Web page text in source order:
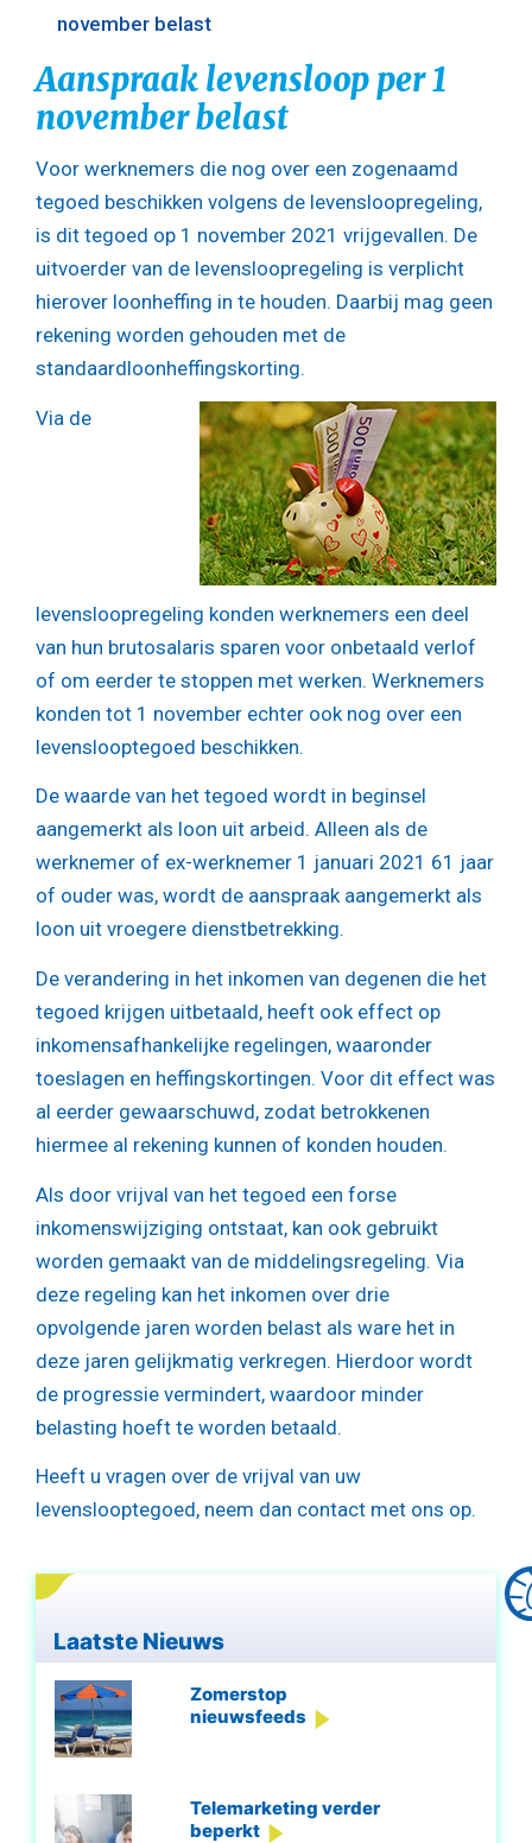
november belast
Aanspraak levensloop per 1
november belast
Voor werknemers die nog over een zogenaamd
tegoed beschikken volgens de levensloopregeling,
is dit tegoed op 1 november 2021 vrijgevallen. De
uitvoerder van de levensloopregeling is verplicht
hierover loonheffing in te houden. Daarbij mag geen
rekening worden gehouden met de
standaardloonheffingskorting.
Via de
levensloopregeling konden werknemers een deel
van hun brutosalaris sparen voor onbetaald verlof
of om eerder te stoppen met werken. Werknemers
konden tot 1 november echter ook nog over een
levenslooptegoed beschikken.
De waarde van het tegoed wordt in beginsel
aangemerkt als loon uit arbeid. Alleen als de
werknemer of ex-werknemer 1 januari 2021 61 jaar
of ouder was, wordt de aanspraak aangemerkt als
loon uit vroegere dienstbetrekking.
De verandering in het inkomen van degenen die het
tegoed krijgen uitbetaald, heeft ook effect op
inkomensafhankelijke regelingen, waaronder
toeslagen en heffingskortingen. Voor dit effect was
al eerder gewaarschuwd, zodat betrokkenen
hiermee al rekening kunnen of konden houden.
Als door vrijval van het tegoed een forse
inkomenswijziging ontstaat, kan ook gebruikt
worden gemaakt van de middelingsregeling. Via
deze regeling kan het inkomen over drie
opvolgende jaren worden belast als ware het in
deze jaren gelijkmatig verkregen. Hierdoor wordt
de progressie vermindert, waardoor minder
belasting hoeft te worden betaald.
Heeft u vragen over de vrijval van uw
levenslooptegoed, neem dan contact met ons op.
Laatste Nieuws
Zomerstop
nieuwsfeeds
Telemarketing verder
beperkt